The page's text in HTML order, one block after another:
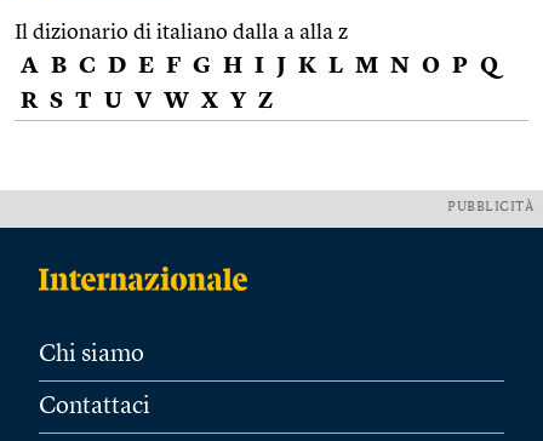
Il dizionario di italiano dalla a alla z
A B C D E F G H I J K L M N O P Q
R S T U V W X Y Z
PUBBLICITÀ
Chi siamo
Contattaci